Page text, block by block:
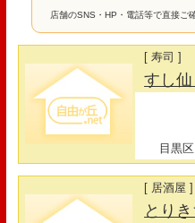
店舗のSNS・HP・電話等で直接ご
[ 寿司 ]
すし
目黒
[ 居酒屋 ]
とり